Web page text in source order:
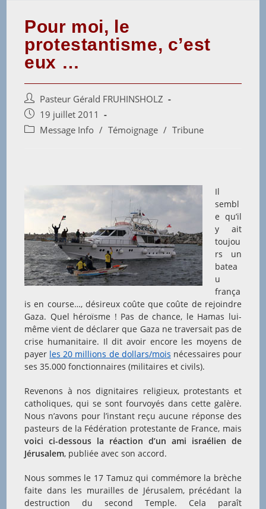
Pour moi, le
protestantisme, c’est
eux …
Auteur/autrice
de
la
publication :
Pasteur Gérald FRUHINSHOLZ
Post
published:
19 juillet 2011
PostMessage Info / Témoignage / Tribune
Il
sembl
e qu’il
y ait
toujou
rs un
batea
u
frança
is en course…, désireux coûte que coûte de rejoindre
Gaza. Quel héroïsme ! Pas de chance, le Hamas lui-
même vient de déclarer que Gaza ne traversait pas de
crise humanitaire. Il dit avoir encore les moyens de
payer les 20 millions de dollars/mois nécessaires pour
ses 35.000 fonctionnaires (militaires et civils).
Revenons à nos dignitaires religieux, protestants et
catholiques, qui se sont fourvoyés dans cette galère.
Nous n’avons pour l’instant reçu aucune réponse des
pasteurs de la Fédération protestante de France, mais
voici ci-dessous la réaction d’un ami israélien de
Jérusalem, publiée avec son accord.
Nous sommes le 17 Tamuz qui commémore la brèche
faite dans les murailles de Jérusalem, précédant la
destruction du second Temple. Cela paraît